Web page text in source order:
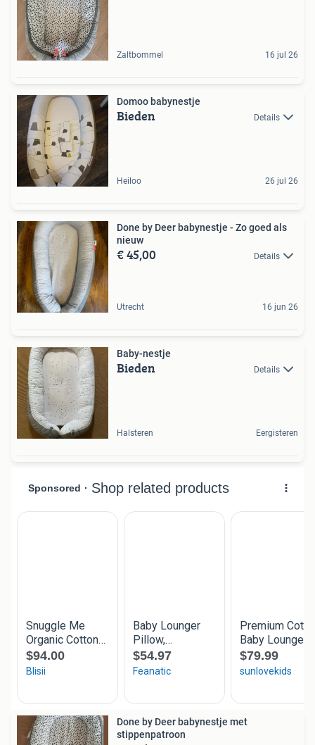
Zaltbommel 16 jul 26
Domoo babynestje
Bieden Details
Heiloo 26 jul 26
Done by Deer babynestje - Zo goed als
nieuw
€ 45,00 Details
Utrecht 16 jun 26
Baby-nestje
Bieden Details
Halsteren Eergisteren
Done by Deer babynestje met
stippenpatroon